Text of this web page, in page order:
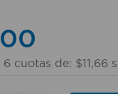
00
6cuotas de: $11,66